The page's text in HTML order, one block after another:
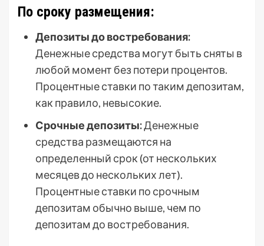
По сроку размещения:
Депозиты до востребования:
Денежные средства могут быть сняты в
любой момент без потери процентов.
Процентные ставки по таким депозитам,
как правило, невысокие.
Срочные депозиты:Денежные
средства размещаются на
определенный срок (от нескольких
месяцев до нескольких лет).
Процентные ставки по срочным
депозитам обычно выше, чем по
депозитам до востребования.